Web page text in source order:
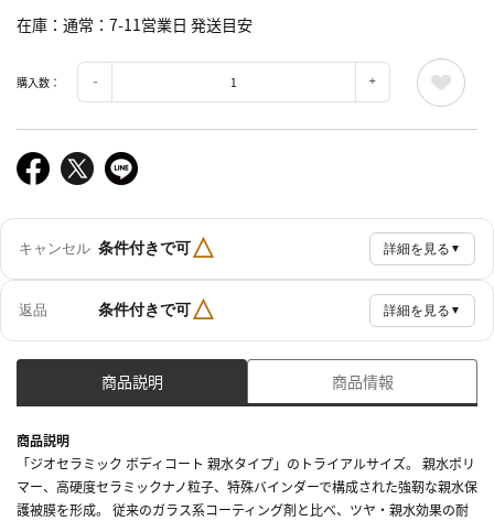
在庫 通常：7-11営業日 発送目安
購入数：
キャンセル 条件付きで可△ 詳細を見る ▼
返品 条件付きで可△ 詳細を見る ▼
商品説明 商品情報
商品説明
「ジオセラミック ボディコート 親水タイプ」のトライアルサイズ。 親水ポリ
マー、高硬度セラミックナノ粒子、特殊バインダーで構成された強靭な親水保
護被膜を形成。 従来のガラス系コーティング剤と比べ、ツヤ・親水効果の耐